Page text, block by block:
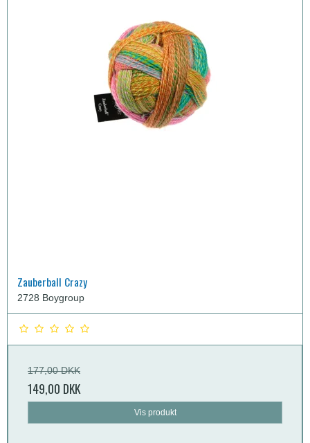
Zauberball Crazy
2728 Boygroup
177,00 DKK
149,00 DKK
Vis produkt